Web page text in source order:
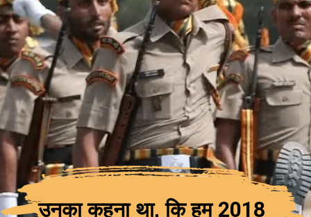
उनका कहना था, कि हम 2018